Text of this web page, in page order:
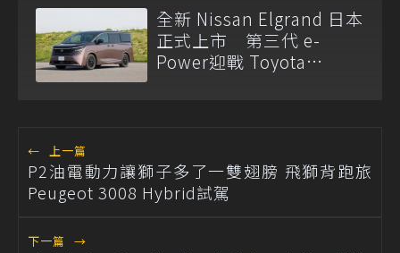
全新 Nissan Elgrand 日本
正式上市 第三代 e-
Power迎戰 Toyota
← 上一篇
P2油電動力讓獅子多了一雙翅膀 飛獅背跑旅
Peugeot 3008 Hybrid試駕
下一篇 →